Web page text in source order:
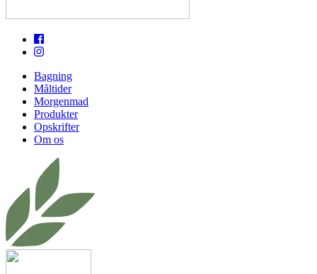
Bagning
Måltider
Morgenmad
Produkter
Opskrifter
Om os